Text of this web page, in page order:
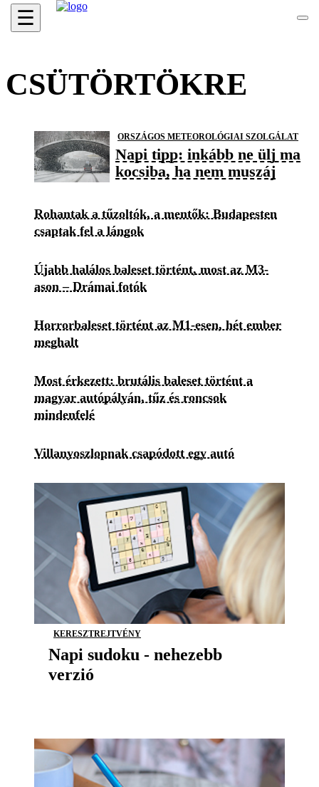
☰
CSÜTÖRTÖKRE
ORSZÁGOS METEOROLÓGIAI SZOLGÁLAT
Napi tipp: inkább ne ülj ma
kocsiba, ha nem muszáj
Rohantak a tűzoltók, a mentők: Budapesten
csaptak fel a lángok
Újabb halálos baleset történt, most az M3-
ason – Drámai fotók
Horrorbaleset történt az M1-esen, hét ember
meghalt
Most érkezett: brutális baleset történt a
magyar autópályán, tűz és roncsok
mindenfelé
Villanyoszlopnak csapódott egy autó
KERESZTREJTVÉNY
Napi sudoku - nehezebb
verzió